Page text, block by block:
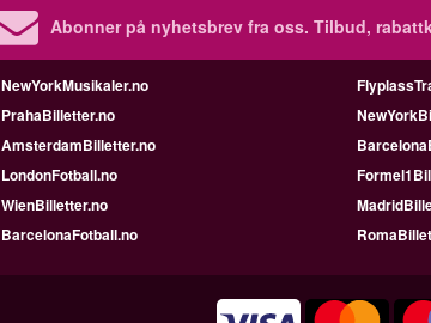
Abonner på nyhetsbrev fra oss. Tilbud,
NewYorkMusikaler.no
PrahaBilletter.no
AmsterdamBilletter.no
LondonFotball.no
WienBilletter.no
BarcelonaFotball.no